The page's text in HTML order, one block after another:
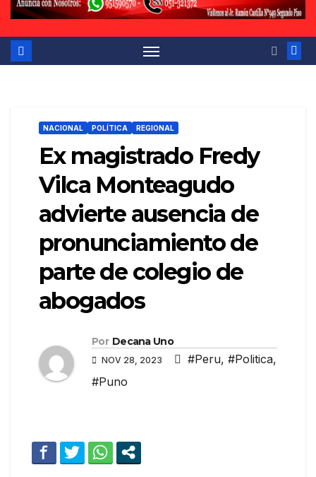
NACIONAL POLÍTICA REGIONAL
Ex magistrado Fredy
Vilca Monteagudo
advierte ausencia de
pronunciamiento de
parte de colegio de
abogados
Por Decana Uno
NOV 28, 2023 #Peru, #Politica,
#Puno